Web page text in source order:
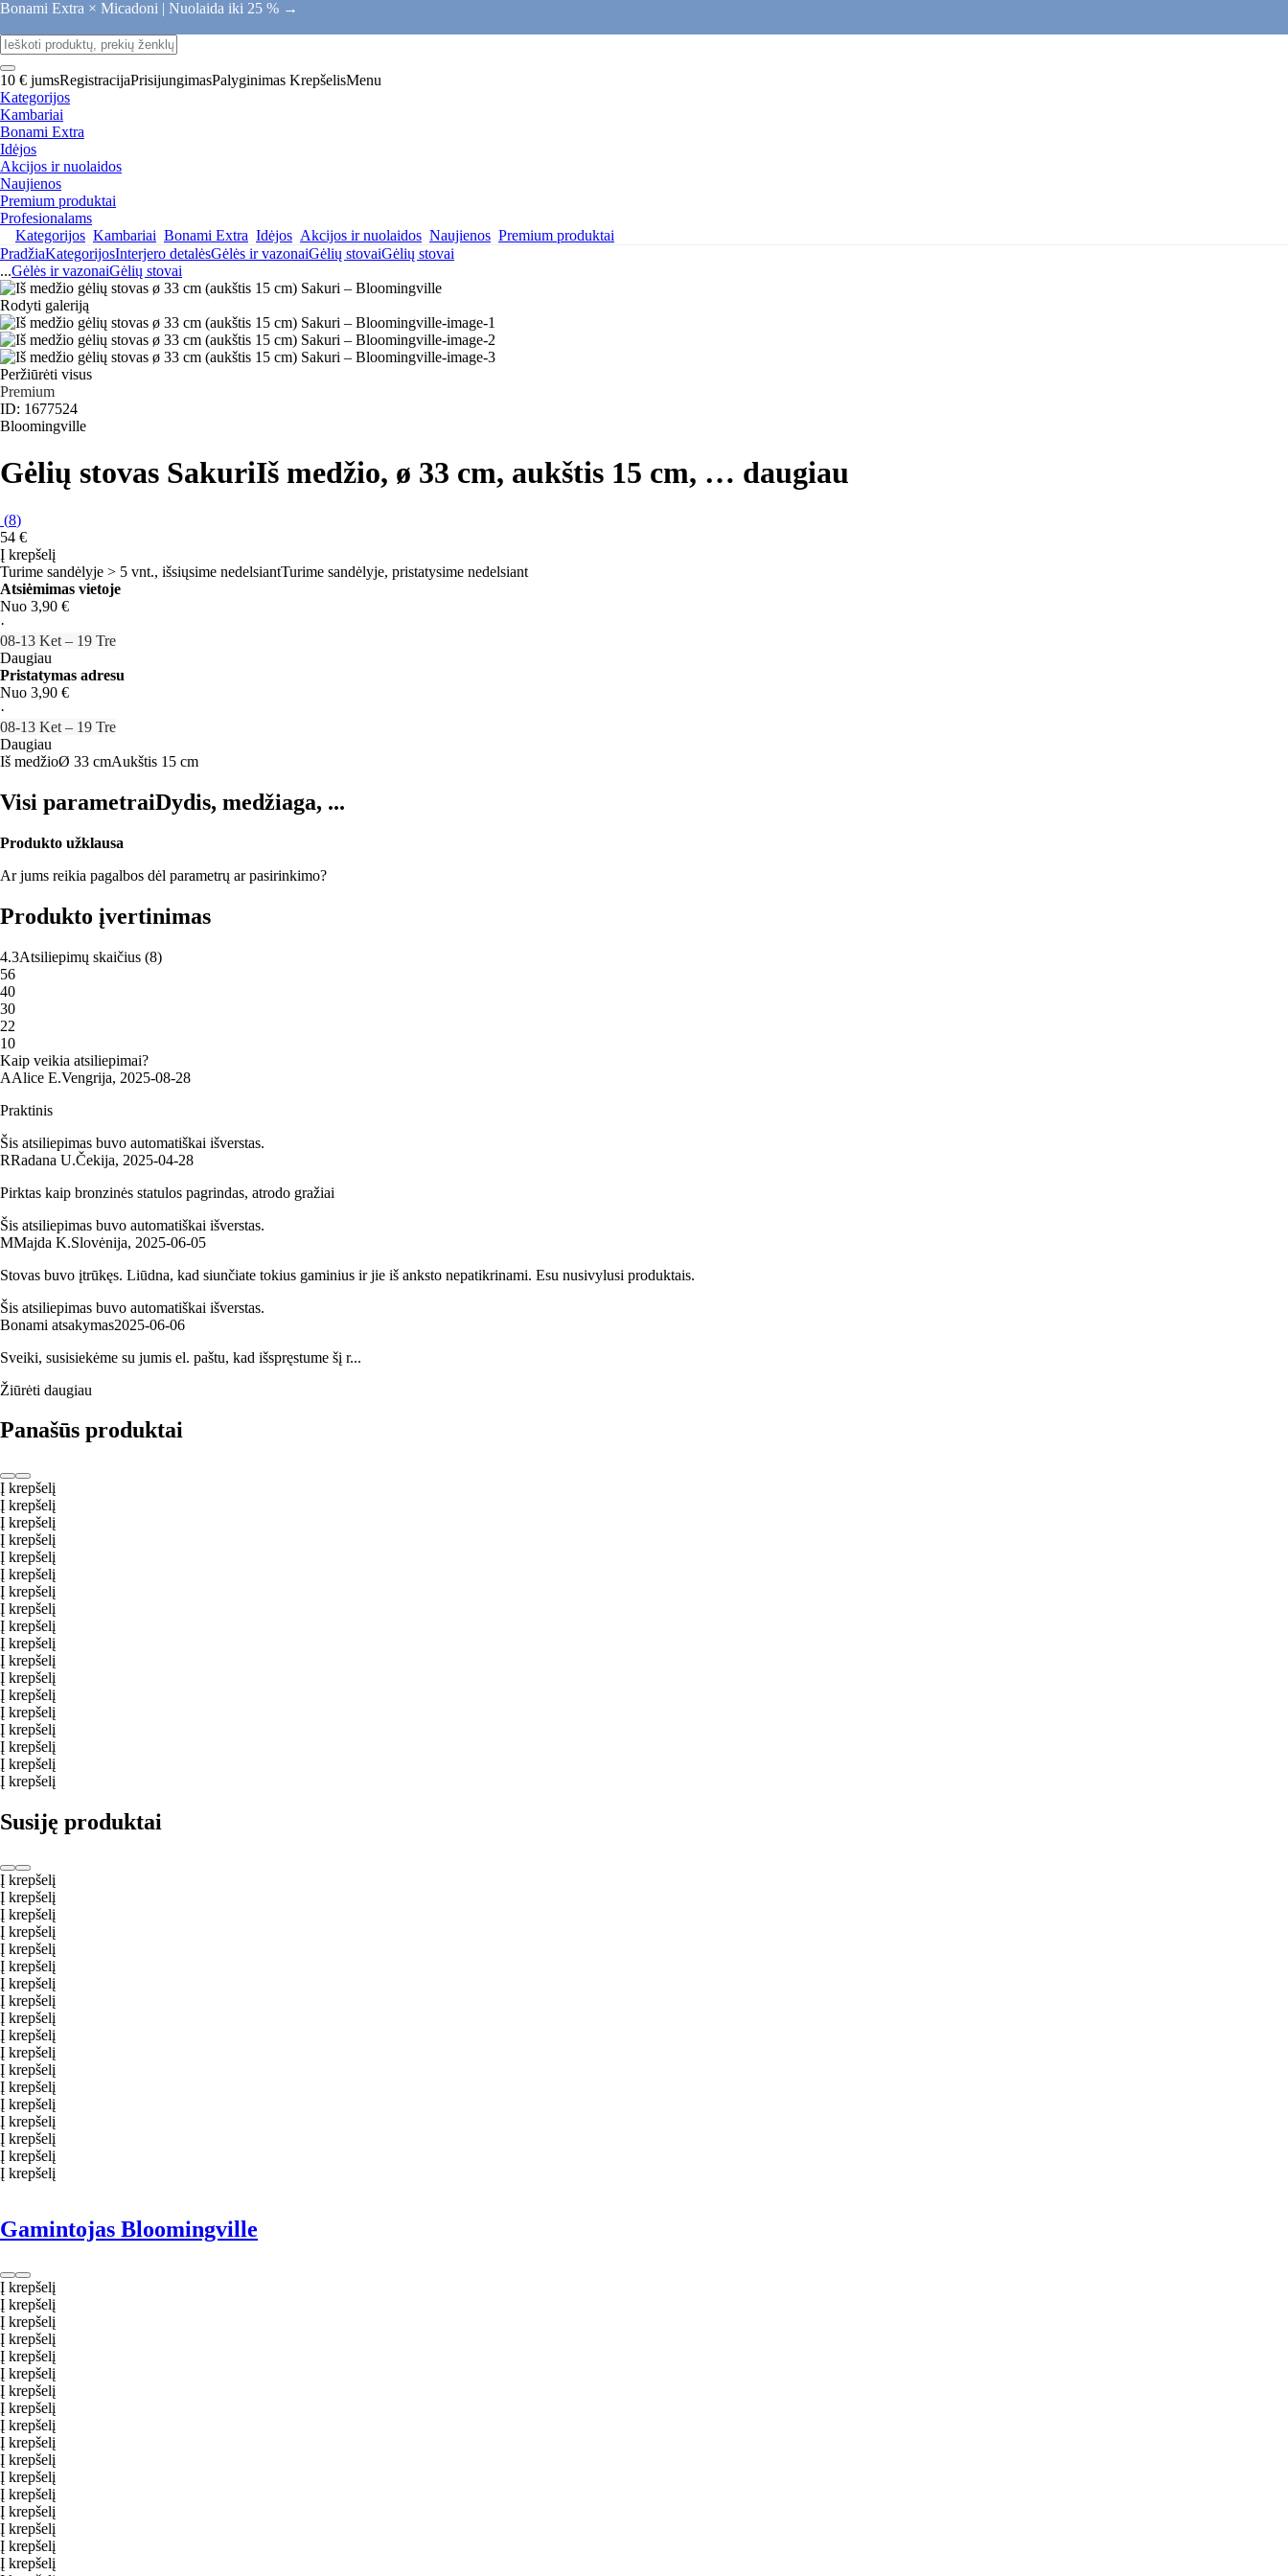
Bonami Extra × Micadoni | Nuolaida iki 25 % →
10 € jumsRegistracijaPrisijungimasPalyginimas KrepšelisMenu
Kategorijos
Kambariai
Bonami Extra
Idėjos
Akcijos ir nuolaidos
Naujienos
Premium produktai
Profesionalams
Kategorijos Kambariai Bonami Extra Idėjos Akcijos ir nuolaidos Naujienos Premium produktai
PradžiaKategorijosInterjero detalėsGėlės ir vazonaiGėlių stovaiGėlių stovai
...Gėlės ir vazonaiGėlių stovai
Rodyti galeriją
Peržiūrėti visus
Premium
ID: 1677524
Bloomingville
Gėlių stovas SakuriIš medžio, ø 33 cm, aukštis 15 cm, … daugiau
(8)
54 €
Į krepšelį
Turime sandėlyje > 5 vnt., išsiųsime nedelsiantTurime sandėlyje, pristatysime nedelsiant
Atsiėmimas vietoje
Nuo 3,90 €
·
08‑13 Ket – 19 Tre
Daugiau
Pristatymas adresu
Nuo 3,90 €
·
08‑13 Ket – 19 Tre
Daugiau
Iš medžioØ 33 cmAukštis 15 cm
Visi parametraiDydis, medžiaga, ...
Produkto užklausa
Ar jums reikia pagalbos dėl parametrų ar pasirinkimo?
Produkto įvertinimas
4.3Atsiliepimų skaičius (8)
56
40
30
22
10
Kaip veikia atsiliepimai?
AAlice E.Vengrija, 2025‑08‑28
Praktinis
Šis atsiliepimas buvo automatiškai išverstas.
RRadana U.Čekija, 2025‑04‑28
Pirktas kaip bronzinės statulos pagrindas, atrodo gražiai
Šis atsiliepimas buvo automatiškai išverstas.
MMajda K.Slovėnija, 2025‑06‑05
Stovas buvo įtrūkęs. Liūdna, kad siunčiate tokius gaminius ir jie iš anksto nepatikrinami. Esu nusivylusi produktais.
Šis atsiliepimas buvo automatiškai išverstas.
Bonami atsakymas2025‑06‑06
Sveiki, susisiekėme su jumis el. paštu, kad išspręstume šį r...
Žiūrėti daugiau
Panašūs produktai
Į krepšelį
Į krepšelį
Į krepšelį
Į krepšelį
Į krepšelį
Į krepšelį
Į krepšelį
Į krepšelį
Į krepšelį
Į krepšelį
Į krepšelį
Į krepšelį
Į krepšelį
Į krepšelį
Į krepšelį
Į krepšelį
Į krepšelį
Į krepšelį
Susiję produktai
Į krepšelį
Į krepšelį
Į krepšelį
Į krepšelį
Į krepšelį
Į krepšelį
Į krepšelį
Į krepšelį
Į krepšelį
Į krepšelį
Į krepšelį
Į krepšelį
Į krepšelį
Į krepšelį
Į krepšelį
Į krepšelį
Į krepšelį
Į krepšelį
Gamintojas Bloomingville
Į krepšelį
Į krepšelį
Į krepšelį
Į krepšelį
Į krepšelį
Į krepšelį
Į krepšelį
Į krepšelį
Į krepšelį
Į krepšelį
Į krepšelį
Į krepšelį
Į krepšelį
Į krepšelį
Į krepšelį
Į krepšelį
Į krepšelį